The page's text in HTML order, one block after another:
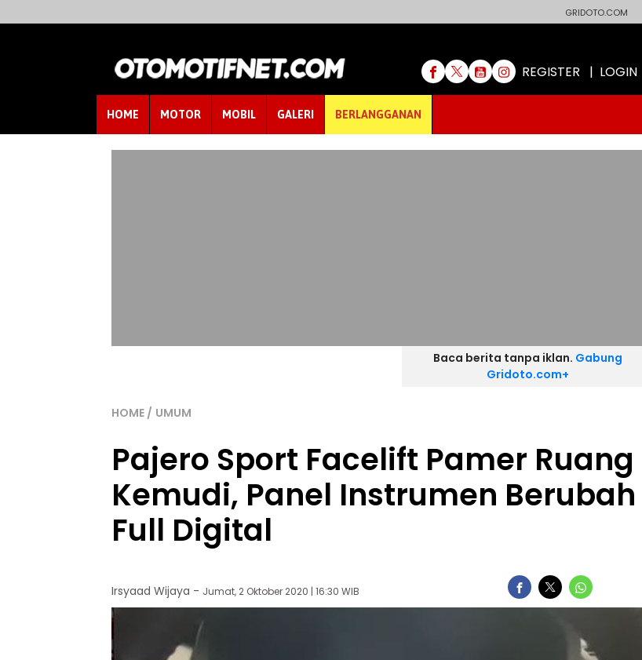
GRIDOTO.COM
REGISTER | LOGIN
HOME MOTOR MOBIL GALERI BERLANGGANAN
Baca berita tanpa iklan. Gabung
Gridoto.com+
HOME UMUM
Pajero Sport Facelift Pamer Ruang
Kemudi, Panel Instrumen Berubah
Full Digital
Irsyaad Wijaya - Jumat, 2 Oktober 2020 | 16:30 WIB